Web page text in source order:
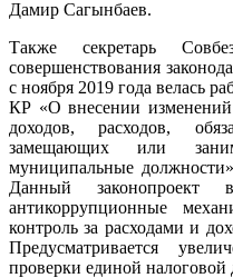
Дамир Сагынбаев.
Также секретарь
совершенствования
с ноября 2019 года велась
КР «О внесении
доходов, расходов,
замещающих или
муниципальные
Данный законопроект
антикоррупционные
контроль за расходами и
Предусматривается
проверки единой налоговой